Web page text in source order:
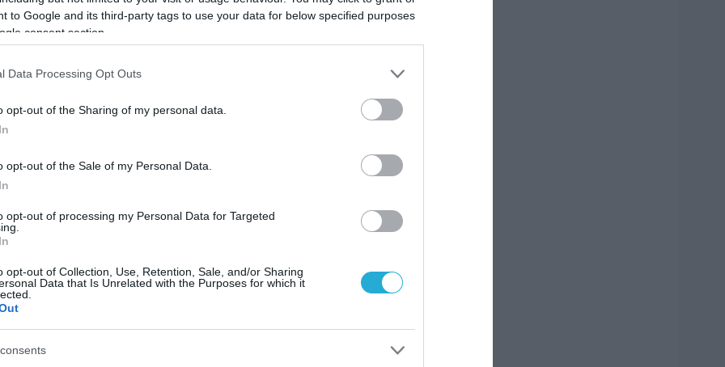
to Google and its third-party tags to use your data for below specified purposes
consent section.
Data Processing Opt Outs
opt-out of the Sharing of my personal data.
opt-out of the Sale of my Personal Data.
opt-out of processing my Personal Data for Targeted
opt-out of Collection, Use, Retention, Sale, and/or Sharing
Data that Is Unrelated with the Purposes for which it
Πολιτισμού Ίδρυμα
φεστιβαλικές ημέρες!
Παγκόσμιο Φεστιβάλ Χορωδιών